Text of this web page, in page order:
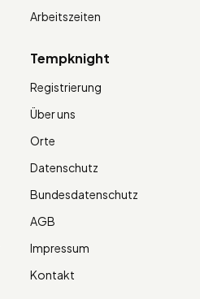
Arbeitszeiten
Tempknight
Registrierung
Über uns
Orte
Datenschutz
Bundesdatenschutz
AGB
Impressum
Kontakt